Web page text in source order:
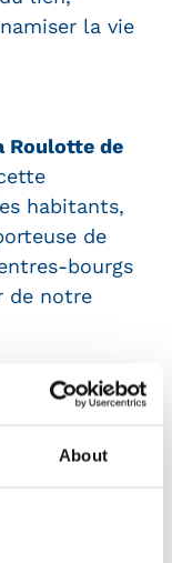
About
la vie
Roulotte de
habitants,
de
bourgs
de notre
territoriale et
est
comme